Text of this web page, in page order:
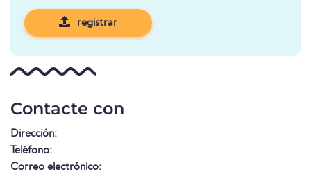
registrar
Contacte con
Dirección:
Teléfono:
Correo electrónico: